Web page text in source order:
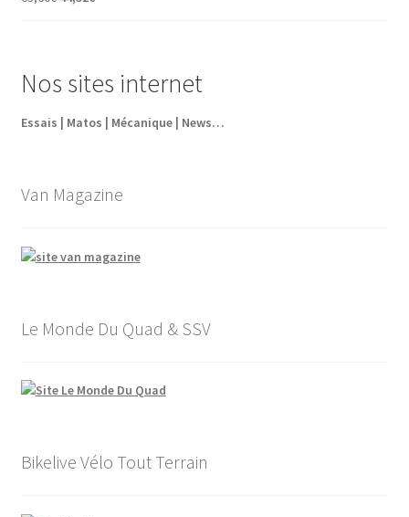
63,60€.44,52€.
Nos sites internet
Essais | Matos | Mécanique | News…
Van Magazine
Le Monde Du Quad & SSV
Bikelive Vélo Tout Terrain